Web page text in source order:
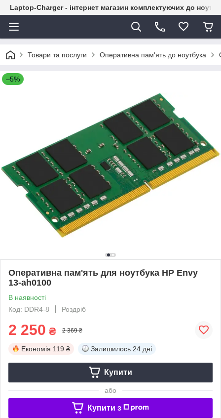
Laptop-Charger - інтернет магазин комплектуючих до
Товари та послуги Оперативна пам'ять до ноутбука
–5%
Оперативна пам'ять для ноутбука HP Envy
13-ah0100
В наявності
Код: DDR4-8
Роздріб
2 250 ₴ 2 369 ₴
Економія 119 ₴ Залишилось 24 дні
Купити
або
Купити з